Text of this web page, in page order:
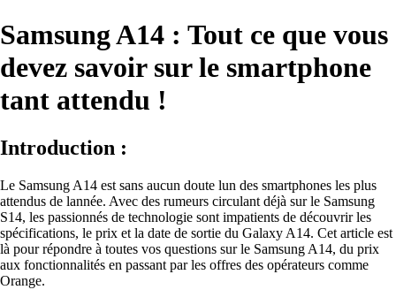
Samsung A14 : Tout ce que vous
devez savoir sur le smartphone
tant attendu !
Introduction :
Le Samsung A14 est sans aucun doute lun des smartphones les plus
attendus de lannée. Avec des rumeurs circulant déjà sur le Samsung
S14, les passionnés de technologie sont impatients de découvrir les
spécifications, le prix et la date de sortie du Galaxy A14. Cet article est
là pour répondre à toutes vos questions sur le Samsung A14, du prix
aux fonctionnalités en passant par les offres des opérateurs comme
Orange.